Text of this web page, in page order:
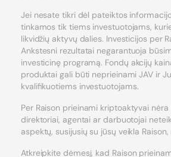
Jei nesate tikri dėl pateiktos
tinkamos tik tiems investuotojams,
likvidžių aktyvų dalies. Investicijos per
Ankstesni rezultatai negarantuoja
investicinę programą. Fondų akcijų
produktai gali būti neprieinami JAV ir
kvalifikuotiems investuotojams.
Per Raison prieinami kriptoaktyvai
direktoriai, agentai ar darbuotojai
aspektų, susijusių su jūsų veikla
Atkreipkite dėmesį, kad Raison